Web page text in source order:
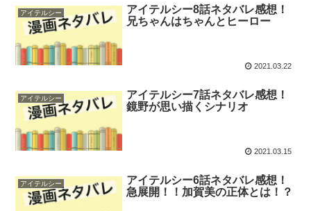
アイテルシー
アイテルシー8話ネタバレ感想！
兄ちゃんはちゃんとヒーロー
2021.03.22
アイテルシー
アイテルシー7話ネタバレ感想！
鏡野が思い描くシナリオ
2021.03.15
アイテルシー
アイテルシー6話ネタバレ感想！
急展開！！加賀美の正体とは！？